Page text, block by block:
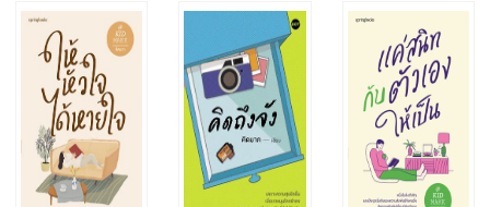
นนท์,TaxBugnom
s,อานนทวงศ์ มฤค
พิทักษ์,หมอ
จริง,Low
Profile,เธมส์
THINKต่าง,ทำเรื่อง
เล่นให้เป็นเรื่อง
ใหญ่ ,ทิง (วันนี้เจอ
นั่น)